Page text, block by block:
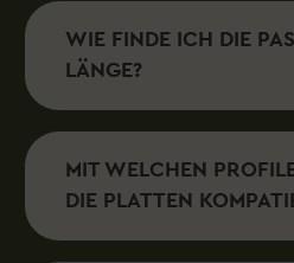
WIE FINDE ICH DIE
LÄNGE?
MIT WELCHEN
DIE PLATTEN